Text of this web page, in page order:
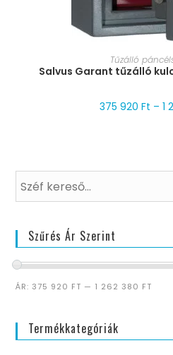
MÉRET
Tűzálló
Salvus Garant tűzálló
375 920 Ft – 1
Szűrés Ár Szerint
ÁR: 375 920 FT — 1 262 380 FT
Termékkategóriák